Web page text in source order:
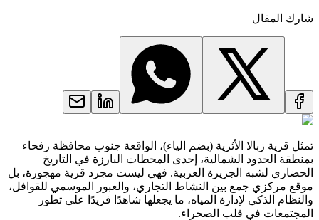
شارك المقال
تمثل قرية زبالا الأثرية (بضم الياء)، الواقعة جنوب محافظة رفحاء
بمنطقة الحدود الشمالية، إحدى المحطات البارزة في التاريخ
الحضاري لشبه الجزيرة العربية. فهي ليست مجرد قرية مهجورة، بل
موقع مركزي جمع بين النشاط التجاري، والعبور الموسمي للقوافل،
والنظام الذكي لإدارة المياه، ما يجعلها شاهدًا فريدًا على تطور
المجتمعات في قلب الصحراء.